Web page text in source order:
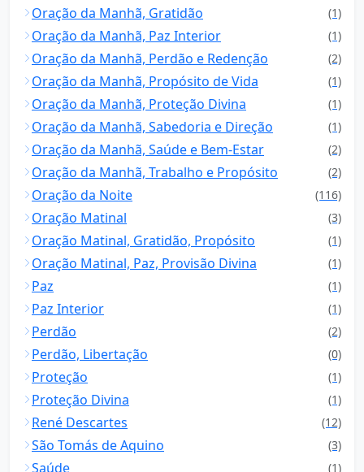
Oração da Manhã, Gratidão (1)
Oração da Manhã, Paz Interior (1)
Oração da Manhã, Perdão e Redenção (2)
Oração da Manhã, Propósito de Vida (1)
Oração da Manhã, Proteção Divina (1)
Oração da Manhã, Sabedoria e Direção (1)
Oração da Manhã, Saúde e Bem-Estar (2)
Oração da Manhã, Trabalho e Propósito (2)
Oração da Noite (116)
Oração Matinal (3)
Oração Matinal, Gratidão, Propósito (1)
Oração Matinal, Paz, Provisão Divina (1)
Paz (1)
Paz Interior (1)
Perdão (2)
Perdão, Libertação (0)
Proteção (1)
Proteção Divina (1)
René Descartes (12)
São Tomás de Aquino (3)
Saúde (1)